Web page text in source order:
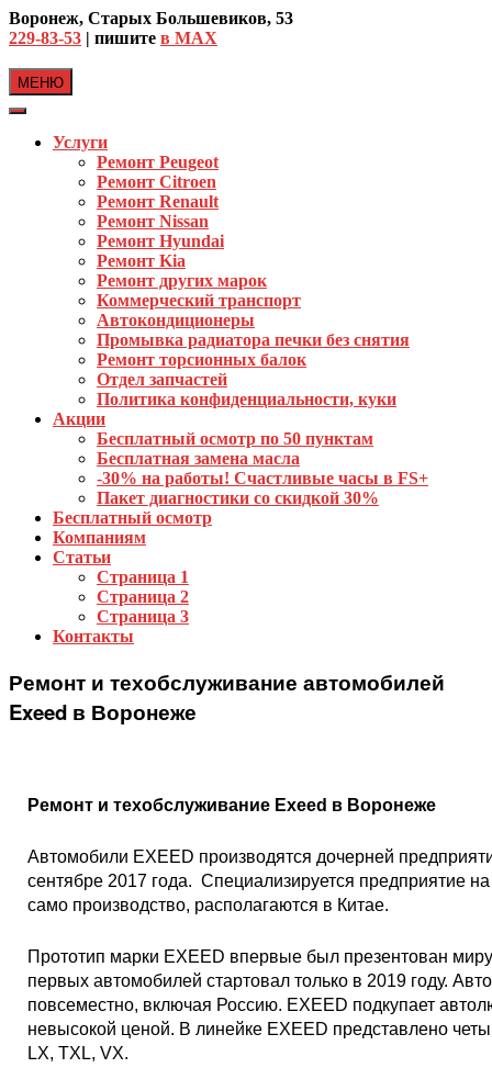
Skip
to
Воронеж, Старых Большевиков, 53
229-83-53 | пишите в MAX
МЕНЮ
Услуги
Ремонт Peugeot
Ремонт Citroen
Ремонт Renault
Ремонт Nissan
Ремонт Hyundai
Ремонт Kia
Ремонт других марок
Коммерческий транспорт
Автокондиционеры
Промывка радиатора печки без снятия
Ремонт торсионных балок
Отдел запчастей
Политика конфиденциальности, куки
Акции
Бесплатный осмотр по 50 пунктам
Бесплатная замена масла
-30% на работы! Счастливые часы в FS+
Пакет диагностики со скидкой 30%
Бесплатный осмотр
Компаниям
Статьи
Страница 1
Страница 2
Страница 3
Контакты
Ремонт и техобслуживание автомобилей
Exeed в Воронеже
Ремонт и техобслуживание Exeed в Воронеже
Автомобили EXEED производятся дочерней
сентябре 2017 года. Специализируется предприятие
само производство, располагаются в Китае.
Прототип марки EXEED впервые был презентован
первых автомобилей стартовал только в 2019 году.
повсеместно, включая Россию. EXEED подкупает
невысокой ценой. В линейке EXEED представлено
LX, TXL, VX.